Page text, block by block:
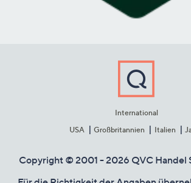
International
USA
Großbritannien Italien
Copyright © 2001 - 2026 QVC Handel